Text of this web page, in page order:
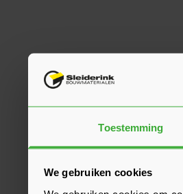
Toestemming
We gebruiken cookies